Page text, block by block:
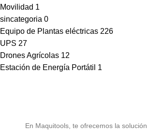
Movilidad 1
sincategoria 0
Equipo de Plantas eléctricas 226
UPS 27
Drones Agrícolas 12
Estación de Energía Portátil 1
En Maquitools, te ofrecemos la solución